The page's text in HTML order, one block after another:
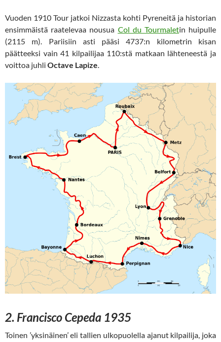
Vuoden 1910 Tour jatkoi Nizzasta kohti Pyreneitä ja historian
ensimmäistä raatelevaa nousua Col du Tourmaletin huipulle
(2115 m). Pariisiin asti pääsi 4737:n kilometrin kisan
päätteeksi vain 41 kilpailijaa 110:stä matkaan lähteneestä ja
voittoa juhli Octave Lapize.
2. Francisco Cepeda 1935
Toinen ’yksinäinen’ eli tallien ulkopuolella ajanut kilpailija, joka